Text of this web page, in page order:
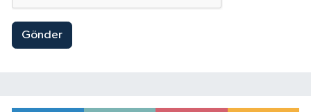
Gönder